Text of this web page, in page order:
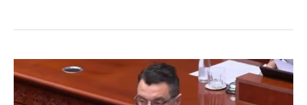
ги
разобличиме